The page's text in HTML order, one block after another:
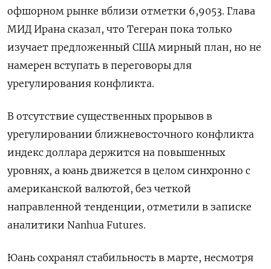
офшорном ‌рынке вблизи отметки 6,9053. Глава
МИД Ирана сказал, что ​Тегеран пока только
изучает предложенный США мирный ‌план, но не
намерен вступать в переговоры ​для
урегулирования конфликта.
В отсутствие существенных прорывов ‌в
урегулировании ближневосточного конфликта
индекс доллара держится на повышенных
уровнях, а юань движется в ​целом синхронно ​с
американской валютой, ‌без четкой
направленной тенденции, отметили в ​записке
аналитики Nanhua Futures.
Юань сохранял стабильность в марте, несмотря